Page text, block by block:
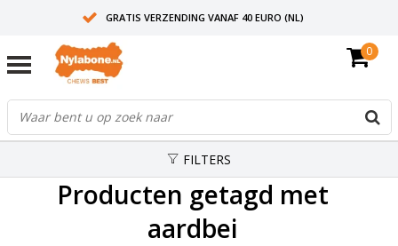
GRATIS VERZENDING VANAF 40 EURO (NL)
0
FILTERS
Producten getagd met
aardbei